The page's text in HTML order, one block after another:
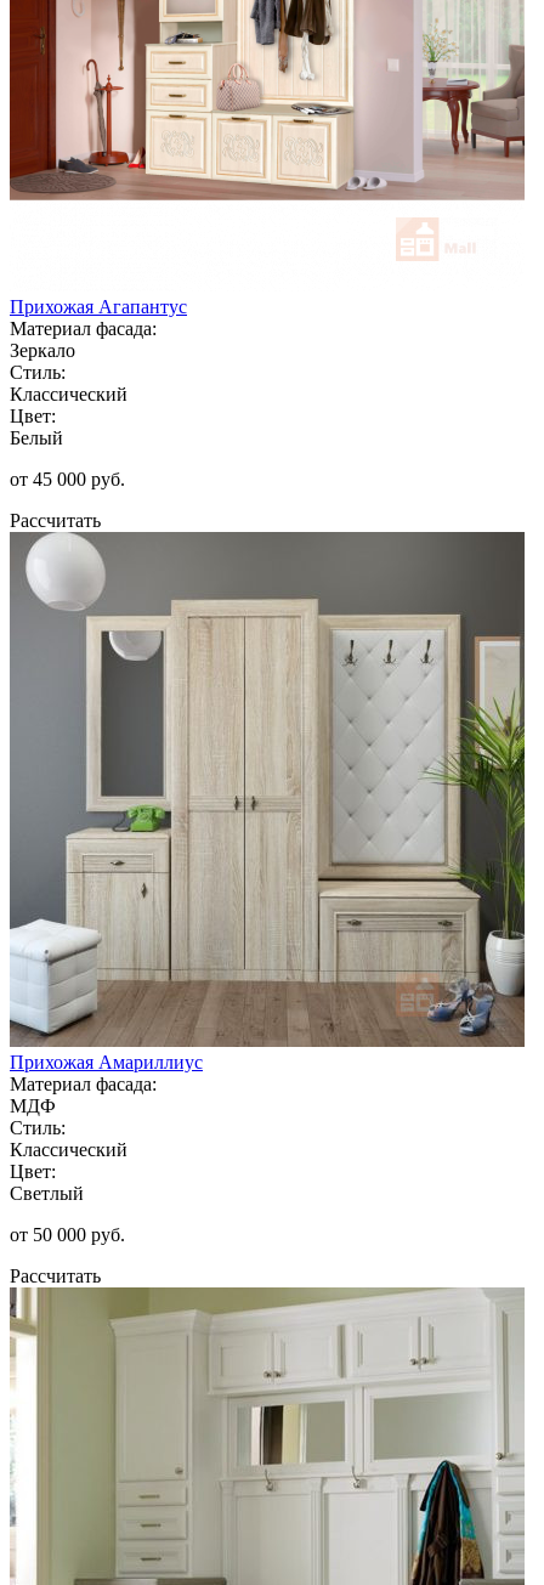
Прихожая Агапантус
Материал фасада:
Зеркало
Стиль:
Классический
Цвет:
Белый
от 45 000 руб.
Рассчитать
Прихожая Амариллиус
Материал фасада:
МДФ
Стиль:
Классический
Цвет:
Светлый
от 50 000 руб.
Рассчитать